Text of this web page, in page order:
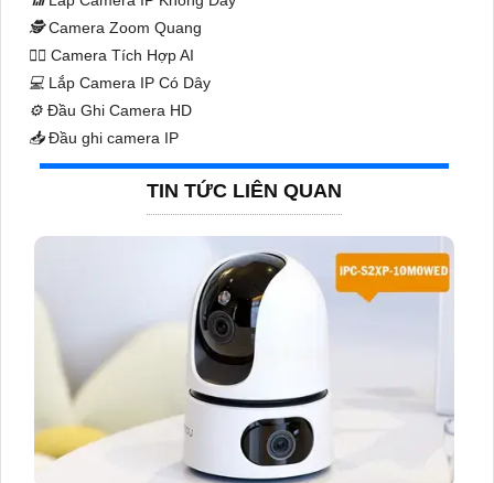
🕵️Camera Zoom Quang
🧛‍♀️ Camera Tích Hợp AI
💻 Lắp Camera IP Có Dây
⚙️ Đầu Ghi Camera HD
📥Đầu ghi camera IP
TIN TỨC LIÊN QUAN